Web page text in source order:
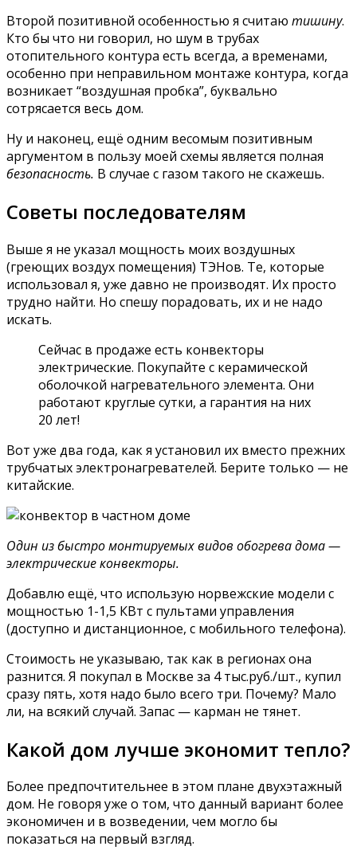
Второй позитивной особенностью я считаю тишину.
Кто бы что ни говорил, но шум в трубах
отопительного контура есть всегда, а временами,
особенно при неправильном монтаже контура, когда
возникает “воздушная пробка”, буквально
сотрясается весь дом.
Ну и наконец, ещё одним весомым позитивным
аргументом в пользу моей схемы является полная
безопасность. В случае с газом такого не скажешь.
Советы последователям
Выше я не указал мощность моих воздушных
(греющих воздух помещения) ТЭНов. Те, которые
использовал я, уже давно не производят. Их просто
трудно найти. Но спешу порадовать, их и не надо
искать.
Сейчас в продаже есть конвекторы
электрические. Покупайте с керамической
оболочкой нагревательного элемента. Они
работают круглые сутки, а гарантия на них
20 лет!
Вот уже два года, как я установил их вместо прежних
трубчатых электронагревателей. Берите только — не
китайские.
Один из быстро монтируемых видов обогрева дома —
электрические конвекторы.
Добавлю ещё, что использую норвежские модели с
мощностью 1-1,5 КВт с пультами управления
(доступно и дистанционное, с мобильного телефона).
Стоимость не указываю, так как в регионах она
разнится. Я покупал в Москве за 4 тыс.руб./шт., купил
сразу пять, хотя надо было всего три. Почему? Мало
ли, на всякий случай. Запас — карман не тянет.
Какой дом лучше экономит тепло?
Более предпочтительнее в этом плане двухэтажный
дом. Не говоря уже о том, что данный вариант более
экономичен и в возведении, чем могло бы
показаться на первый взгляд.